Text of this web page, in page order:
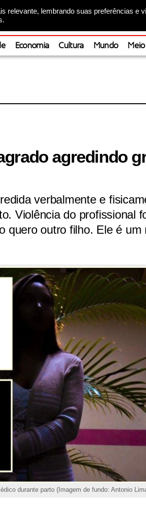
relevante, lembrando suas preferências e
Economia Cultura Mundo
agredindo
verbalmente e
Violência do profissional
quero outro filho. Ele é um
durante parto (Imagem de fundo: Antonio